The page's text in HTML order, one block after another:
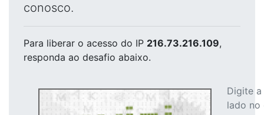
conosco.
Para liberar o acesso do IP 216.73.216.109,
responda ao desafio abaixo.
Digite
lado no